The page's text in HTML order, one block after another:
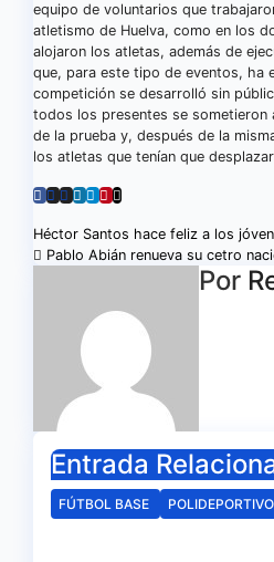
equipo de voluntarios que
atletismo de Huelva, como en los
alojaron los atletas, además de
que, para este tipo de eventos, ha
competición se desarrolló sin
todos los presentes se sometieron
de la prueba y, después de la
los atletas que tenían que
Navegación
entradas
Héctor Santos hace feliz a los
Pablo Abián renueva su cetro
Por
Entrada
FÚTBOL BASE POLIDEPORTIVO